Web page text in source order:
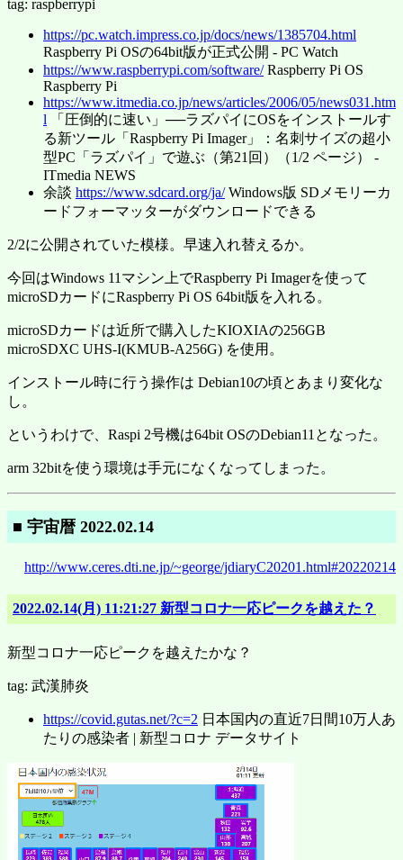
tag: raspberrypi
https://pc.watch.impress.co.jp/docs/news/1385704.html
Raspberry Pi OSの64bit版が正式公開 - PC Watch
https://www.raspberrypi.com/software/Raspberry Pi OS
Raspberry Pi
https://www.itmedia.co.jp/news/articles/2006/05/news031.htm
l 「圧倒的に速い」──ラズパイにOSをインストールす
る新ツール「Raspberry Pi Imager」：名刺サイズの超小
型PC「ラズパイ」で遊ぶ（第21回）（1/2 ページ） -
ITmedia NEWS
余談 https://www.sdcard.org/ja/Windows版 SDメモリーカ
ードフォーマッターがダウンロードできる
2/2に公開されていた模様。早速入れ替えるか。
今回はWindows 11マシン上でRaspberry Pi Imagerを使って
microSDカードにRaspberry Pi OS 64bit版を入れる。
microSDカードは近所で購入したKIOXIAの256GB
microSDXC UHS-I(KMUB-A256G) を使用。
インストール時に行う操作は Debian10の頃とあまり変化な
し。
というわけで、Raspi 2号機は64bit OSのDebian11となった。
arm 32bitを使う環境は手元になくなってしまった。
■ 宇宙暦 2022.02.14
http://www.ceres.dti.ne.jp/~george/jdiaryC20201.html#20220214
2022.02.14(月) 11:21:27 新型コロナ一応ピークを越えた？
新型コロナ一応ピークを越えたかな？
tag: 武漢肺炎
https://covid.gutas.net/?c=2 日本国内の直近7日間10万人あ
たりの感染者 | 新型コロナ データサイト